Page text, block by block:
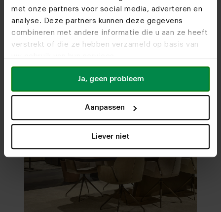
met onze partners voor social media, adverteren en
analyse. Deze partners kunnen deze gegevens
combineren met andere informatie die u aan ze heeft
verstrekt of die ze hebben verzameld op basis van
Ja, geen probleem
Aanpassen
Liever niet
Bezoekonze woonwinkels